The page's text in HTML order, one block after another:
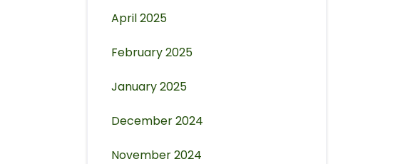
April 2025
February 2025
January 2025
December 2024
November 2024